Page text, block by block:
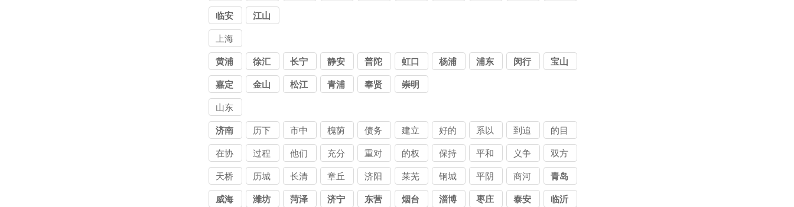
临安 江山
上海
讨债
公司
黄浦 徐汇 长宁 静安 普陀 虹口 杨浦 浦东 闵行 宝山
嘉定 金山 松江 青浦 奉贤 崇明
山东
讨债
公司
济南
历下
讨债
公司
市中
讨债
公司
槐荫
讨债
公司
债务
人讨
债公
司
建立
良讨
债公
司
好的
关讨
债公
司
系以
达讨
债公
司
到追
债讨
债公
司
的目
的讨
债公
司
在协
商讨
债公
过程
中讨
债公
他们
会讨
债公
充分
尊讨
债公
重对
方讨
债公
的权
益讨
债公
保持
公讨
债公
平和
正讨
债公
义争
取讨
债公
双方
共讨
债公
天桥
讨债
历城
讨债
长清
讨债
章丘
讨债
济阳
讨债
莱芜
讨债
钢城
讨债
平阴
讨债
商河
讨债
青岛
威海 潍坊 菏泽 济宁 东营 烟台 淄博 枣庄 泰安 临沂